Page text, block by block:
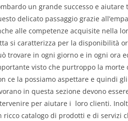
un grande successo e aiutare
delicato passaggio grazie
alle competenze acquisite nella
si caratterizza per la disponibilità
trovare in ogni giorno e in ogni ora
visto che purtroppo la morte
ce la possiamo aspettare e quindi
in questa sezione devono
per aiutare i loro clienti.
ricco catalogo di prodotti e di servizi